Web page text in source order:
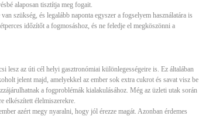
alaposan tisztítja meg fogait.
szükség, és legalább naponta egyszer a fogselyem használatára is
időzítőt a fogmosáshoz, és ne feledje el megköszönni a
lesz az úti cél helyi gasztronómiai különlegességeire is. Ez általában
jelent majd, amelyekkel az ember sok extra cukrot és savat visz be
a fogproblémák kialakulásához. Még az üzleti utak során
elkészített élelmiszerekre.
azért megy nyaralni, hogy jól érezze magát. Azonban érdemes